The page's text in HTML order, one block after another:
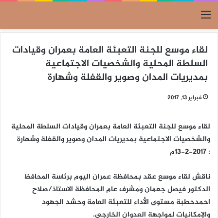
القائمة
لقاء موسع للجنة التعبئة العامة بعمران وقيادات
السلطة المحلية والشخصيات الاجتماعية
بمديريات المدان وصوير والقفلة وشهارة
فبراير 13, 2017
لقاء موسع للجنة التعبئة العامة بعمران وقيادات السلطة المحلية
والشخصيات الاجتماعية بمديريات المدان وصوير والقفلة وشهارة
: 13-2-2017م
ناقش لقاء موسع عقد بمحافظة عمران اليوم برئاسة المحافظ
الدكتور فيصل جعمان ومشرف عام المحافظة الاستاذ/صلاح
احمدحطبة مستوى الأداء للتعبئة العامة وحشد الجهود
والإمكانيات لمواجهة العدوان الخارجي.